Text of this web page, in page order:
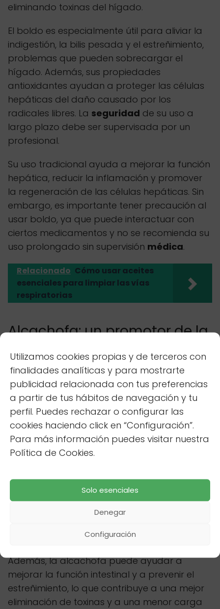
Utilizamos cookies propias y de terceros con
finalidades analíticas y para mostrarte
publicidad relacionada con tus preferencias
a partir de tus hábitos de navegación y tu
perfil. Puedes rechazar o configurar las
cookies haciendo click en “Configuración”.
Para más información puedes visitar nuestra
Política de Cookies.
Solo esenciales
Denegar
Configuración
eliminando toxinas del hígado.
El boldo es especialmente útil para aliviar la
indigestión, la bilis pesada y el estreñimiento,
problemas que pueden sobrecargar el
hígado. Además, sus propiedades
antioxidantes ayudan a proteger las células
hepáticas del daño causado por los
radicales libres. La seguridad de su uso a
largo plazo debe ser supervisada por un
profesional.
Su uso tradicional ayuda a mejorar la función
hepática, reducir la inflamación y promover
la regeneración de las células hepáticas. Sin
embargo, es importante tener precaución al
usar boldo, ya que puede interactuar con
ciertos medicamentos y no se recomienda su
uso prolongado sin supervisión médica.
Relacionado Cómo usar aceites
esenciales para limpiar las vías
respiratorias
Alcachofa: un promotor de la
salud biliar
La alcachofa (Cynara scolymus) es una
verdura deliciosa y nutritiva que también
ofrece beneficios significativos para la salud
del hígado. Sus hojas contienen cinarina, un
compuesto que estimula la producción de
bilis y promueve la digestión de las grasas. La
cinarinaayuda a reducir los niveles de
oxidativo.
La alcachofa también es rica en
antioxidantes, como la silimarina, que han
demostrado proteger las células hepáticas
Además, la alcachofa puede ayudar a
mejorar la función intestinal y a prevenir el
estreñimiento, lo que contribuye a una mejor
eliminación de toxinas y a una menor carga